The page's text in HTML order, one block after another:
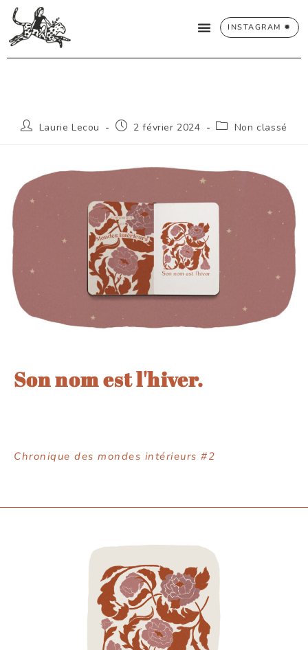
INSTAGRAM ✹
Laurie Lecou 2 février 2024 Non classé
Son nom est l'hiver.
Chronique des mondes intérieurs #2